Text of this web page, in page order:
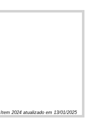
Item2024 atualizado em 13/01/2025